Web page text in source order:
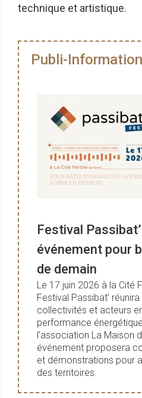
technique et artistique.
Publi-Information
Festival
événement pour
de demain
Le 17 juin 2026 à la Cité
Festival Passibat’
collectivités et acteurs
performance
l’association La Maison
événement proposera
et démonstrations pour
des territoires.